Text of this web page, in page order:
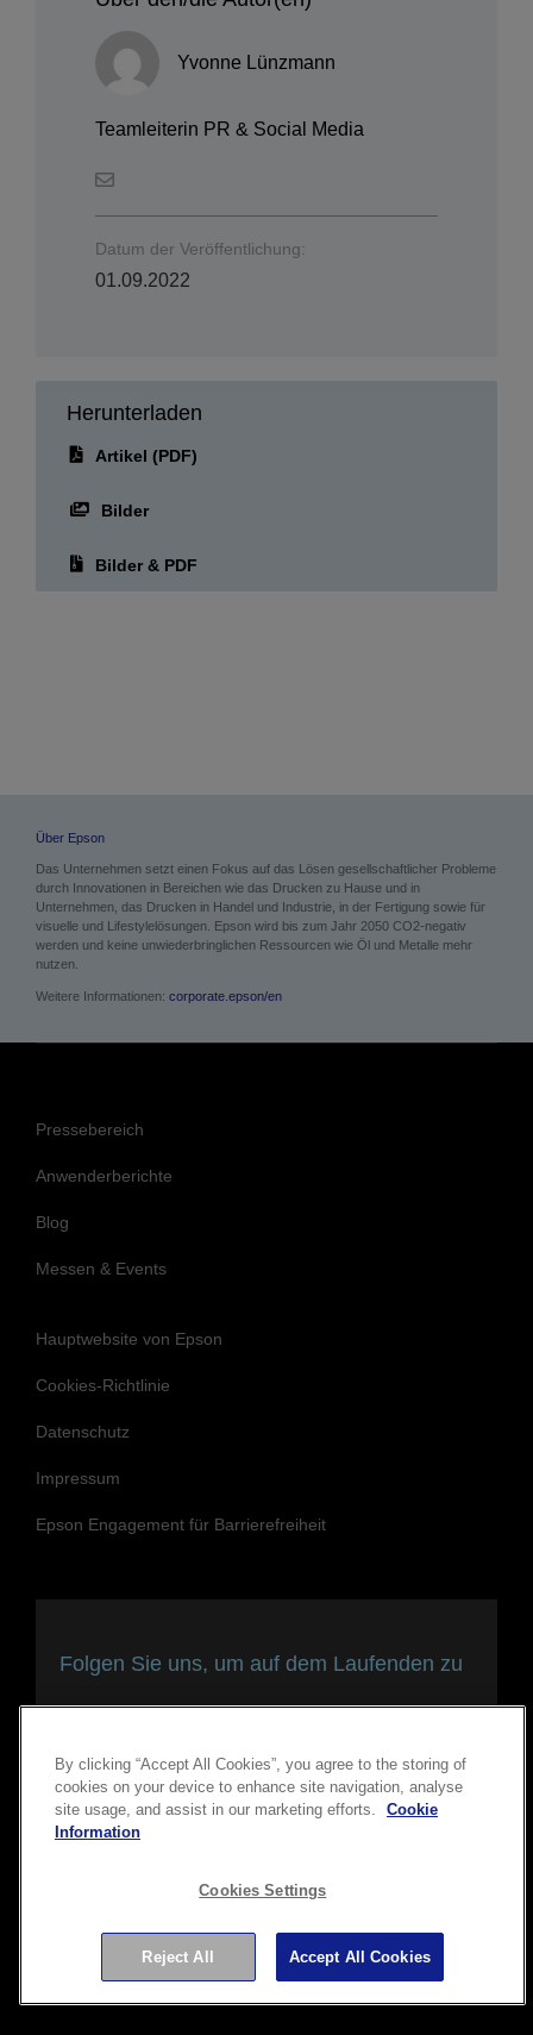
Teamleiterin PR & Social Media
Datum der Veröffentlichung:
Unternehmen, das Drucken in Handel und Industrie, in der Fertigung sowie für
visuelle und Lifestylelösungen. Epson wird bis zum Jahr 2050 CO2-negativ
werden und keine unwiederbringlichen Ressourcen wie Öl und Metalle mehr
nutzen.
Weitere Informationen: corporate.epson/en
Hauptwebsite von Epson
Datenschutz
Copyright © 2026 Seiko Epson Corporation. Alle Rechte
By clicking “Accept All Cookies”, you agree to the storing of
cookies on your device to enhance site navigation, analyse
site usage, and assist in our marketing efforts.
Cookie
Information
Cookies Settings
Reject All Accept All Cookies